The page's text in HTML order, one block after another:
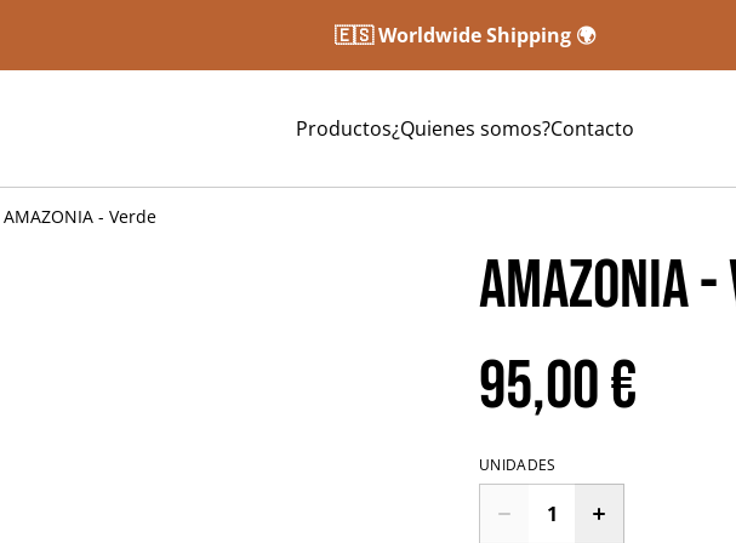
🇪🇸 Worldwide Shipping 🌍
Productos¿Quienes somos?Contacto
AMAZONIA - Verde
AMAZONIA
95,00 €
UNIDADES